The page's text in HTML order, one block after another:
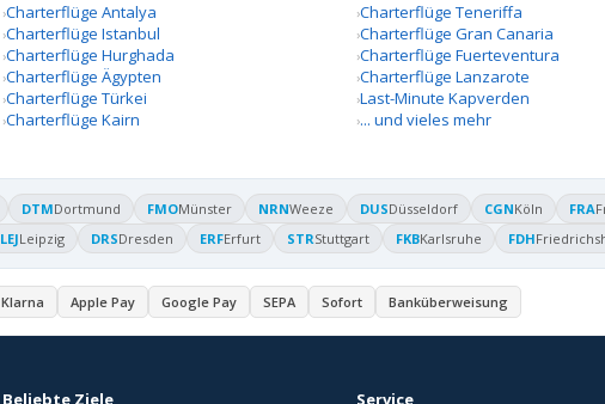
Charterflüge Antalya
Charterflüge Istanbul
Charterflüge Hurghada
Charterflüge Ägypten
Charterflüge Türkei
Charterflüge Kairn
Charterflüge Teneriffa
Charterflüge Gran Canaria
Charterflüge Fuerteventura
Charterflüge Lanzarote
Last-Minute Kapverden
... und vieles mehr
DTMDortmund FMOMünster NRNWeeze DUSDüsseldorf CGNKöln FRA
LEJLeipzig DRSDresden ERFErfurt STRStuttgart FKBKarlsruhe FDH
Klarna Apple Pay Google Pay SEPA Sofort Banküberweisung
Beliebte Ziele Service